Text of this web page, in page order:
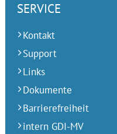
SERVICE
Kontakt
Support
Links
Dokumente
Barrierefreiheit
intern GDI-MV